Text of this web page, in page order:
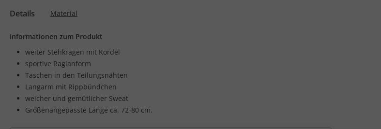
Details Material
Informationen zum Produkt
weiter Stehkragen mit Kordel
sportive Raglanform
Taschen in den Teilungsnähten
Langarm mit Rippbündchen
weicher und gemütlicher Sweat
Größenangepasste Länge ca. 72-80 cm.